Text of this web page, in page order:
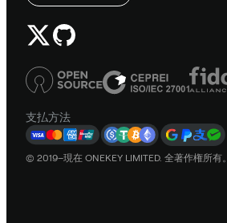
支払方法
© 2019–現在 ONEKEY LIMITED. 全著作権所有。